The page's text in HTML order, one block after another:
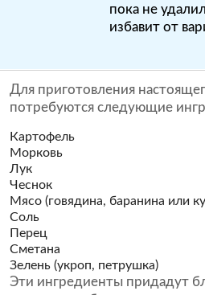
пока не
избавит от
Для приготовления
потребуются следующие
Картофель
Морковь
Лук
Чеснок
Мясо (говядина, баранина или
Соль
Перец
Сметана
Зелень (укроп, петрушка)
Эти ингредиенты придадут